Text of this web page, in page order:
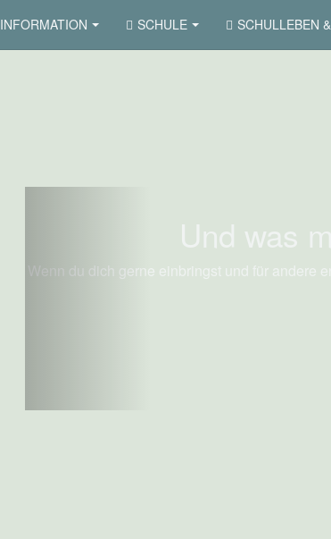
INFORMATION SCHULE SCHULLEBEN
Und was
Wenn du dich gerne einbringst und für